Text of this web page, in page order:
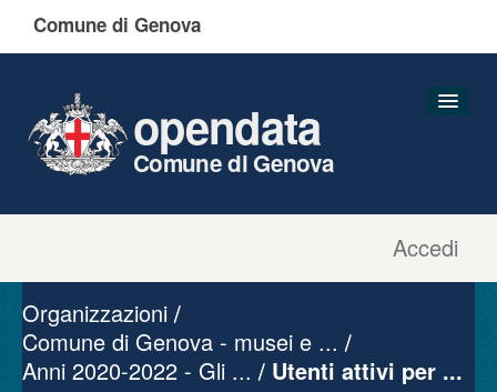
Comune di Genova
Accedi
opendata
Comune di Genova
Gruppi
Informazioni
Organizzazioni
Comune di Genova - musei e ...
Anni 2020-2022 - Gli ...
Utenti attivi per ...